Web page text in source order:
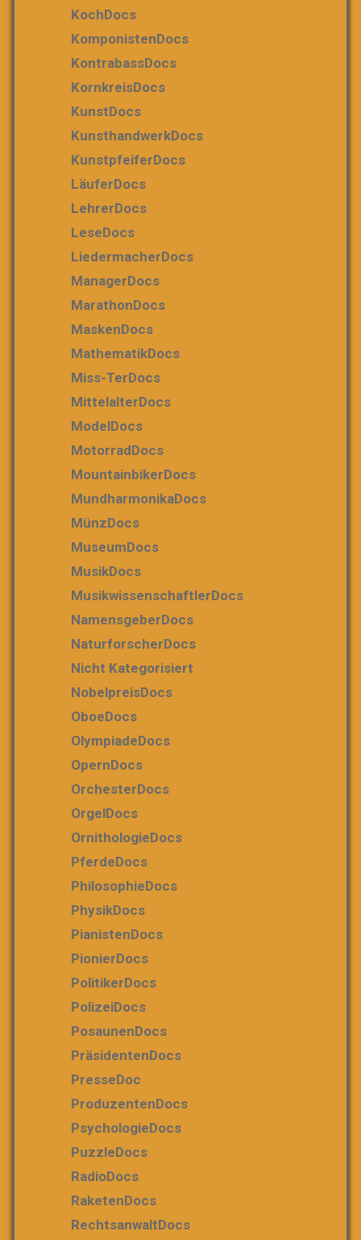
KochDocs
KomponistenDocs
KontrabassDocs
KornkreisDocs
KunstDocs
KunsthandwerkDocs
KunstpfeiferDocs
LäuferDocs
LehrerDocs
LeseDocs
LiedermacherDocs
ManagerDocs
MarathonDocs
MaskenDocs
MathematikDocs
Miss-TerDocs
MittelalterDocs
ModelDocs
MotorradDocs
MountainbikerDocs
MundharmonikaDocs
MünzDocs
MuseumDocs
MusikDocs
MusikwissenschaftlerDocs
NamensgeberDocs
NaturforscherDocs
Nicht Kategorisiert
NobelpreisDocs
OboeDocs
OlympiadeDocs
OpernDocs
OrchesterDocs
OrgelDocs
OrnithologieDocs
PferdeDocs
PhilosophieDocs
PhysikDocs
PianistenDocs
PionierDocs
PolitikerDocs
PolizeiDocs
PosaunenDocs
PräsidentenDocs
PresseDoc
ProduzentenDocs
PsychologieDocs
PuzzleDocs
RadioDocs
RaketenDocs
RechtsanwaltDocs